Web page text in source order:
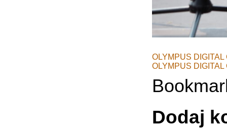
OLYMPUS DIGITAL
OLYMPUS DIGITAL
Dodaj